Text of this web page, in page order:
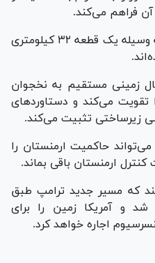
فراهم می‌کند.
جمهوری آذربایجان و نخجوان به وسیله یک قطعه ۳۲ کیلومتری
زمینی مستقیم به نخجوان
تقویت می‌کند و دستاورد‌های
زیرساختی تثبیت می‌کند.
حاکمیت ارمنستان را
ارمنستان باقی بماند.
که مسیر جدید ترامپ طبق
شد و آمریکا زمین را برای
اجاره خواهد کرد.